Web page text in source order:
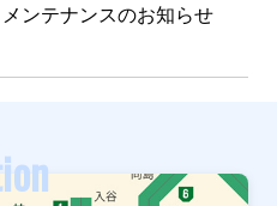
ンテナンスのお知らせ